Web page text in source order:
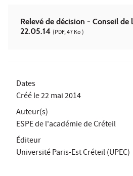
Relevé de décision - Conseil de
22.05.14 (PDF, 47 Ko )
Dates
Créé le22 mai 2014
Auteur(s)
ESPE de l'académie de Créteil
Éditeur
Université Paris-Est Créteil (UPEC)